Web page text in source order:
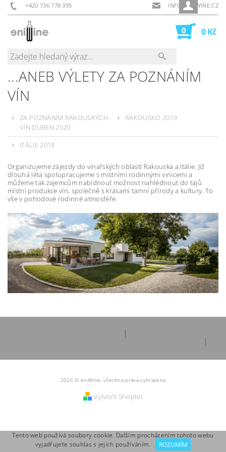
+420 736 778 395 INFO@ENIWINE.CZ
0 0 Kč
...ANEB VÝLETY ZA POZNÁNÍM
VÍN
ZA POZNÁNÍM RAKOUSKÝCH
VÍN DUBEN 2020
RAKOUSKO 2019
ITÁLIE 2018
Organizujeme zájezdy do vinařských oblastí Rakouska a Itálie. Již
dlouhá léta spolupracujeme s místními rodinnými vinicemi a
můžeme tak zajemcům nabídnout možnost nahlédnout do tajů
místní produkce vín, společně s krásami tamní přírody a kultury. To
vše v pohodové rodinné atmosféře.
|
Chalupa Amálka ubytování a pronájem chalupy Jizerské hory |
2026 © eniWine, všechna práva vyhrazena
Vytvořil Shoptet
Tento web používá soubory cookie. Dalším procházením tohoto webu
vyjadřujete souhlas s jejich používáním.
ROZUMÍM